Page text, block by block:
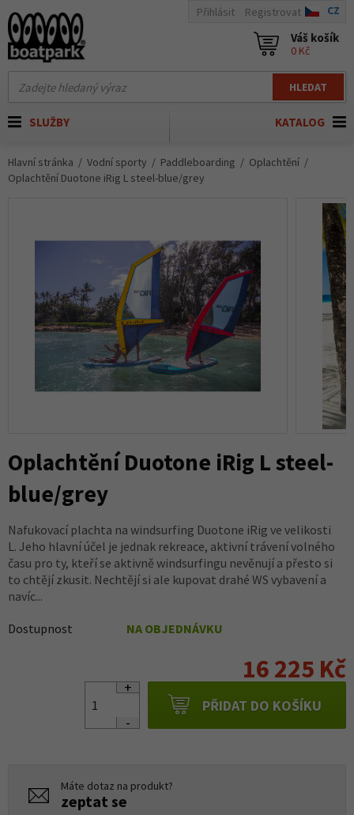
HLEDAT
Přihlásit Registrovat CZ
Váš košík
0 Kč
KATALOG
SLUŽBY
Hlavní stránka Vodní sporty Paddleboarding
Oplachtění
Oplachtění Duotone iRig L steel-blue/grey
Oplachtění Duotone iRig L steel-
blue/grey
Nafukovací plachta na windsurfing Duotone iRig ve velikosti
L. Jeho hlavní účel je jednak rekreace, aktivní trávení volného
času pro ty, kteří se aktivně windsurfingu nevěnují a přesto si
to chtějí zkusit. Nechtějí si ale kupovat drahé WS vybavení a
navíc...
Dostupnost NA OBJEDNÁVKU
16 225 Kč
PŘIDAT DO KOŠÍKU
Máte dotaz na produkt?
zeptat se